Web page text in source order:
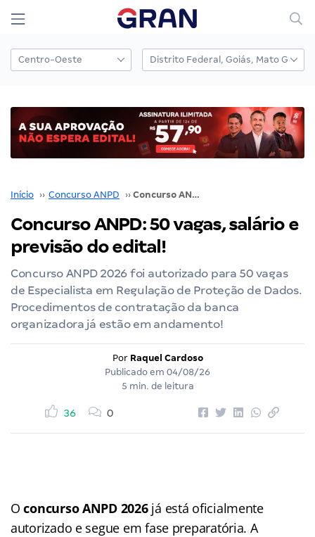
Início ›› Concurso ANPD ›› Concurso ANPD: 50 vagas, salário e previsão do edital!
Concurso ANPD: 50 vagas, salário e
previsão do edital!
Concurso ANPD 2026 foi autorizado para 50 vagas
de Especialista em Regulação de Proteção de Dados.
Procedimentos de contratação da banca
organizadora já estão em andamento!
Por Raquel Cardoso
Publicado em 04/08/26
5 min. de leitura
36 0
Oconcurso ANPD 2026 já está oficialmente
autorizado e segue em fase preparatória. A